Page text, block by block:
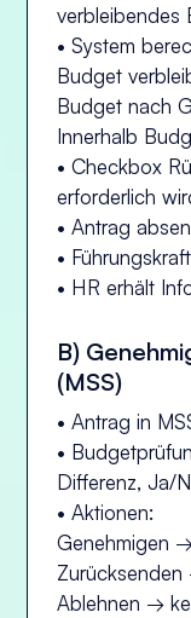
verbleibendes
• System
Budget
Budget nach
Innerhalb
• Checkbox
erforderlich
• Antrag
•
• HR erhält
B)
(MSS)
• Antrag in
•
Differenz, Ja/
• Aktionen:
Genehmigen
Ablehnen →